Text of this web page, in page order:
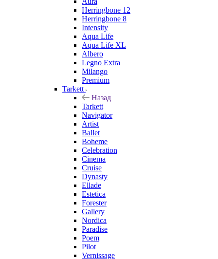
Herringbone 12
Herringbone 8
Intensity
Aqua Life
Aqua Life XL
Albero
Legno Extra
Milango
Premium
Tarkett
Назад
Tarkett
Navigator
Artist
Ballet
Boheme
Celebration
Cinema
Cruise
Dynasty
Ellade
Estetica
Forester
Gallery
Nordica
Paradise
Poem
Pilot
Vernissage